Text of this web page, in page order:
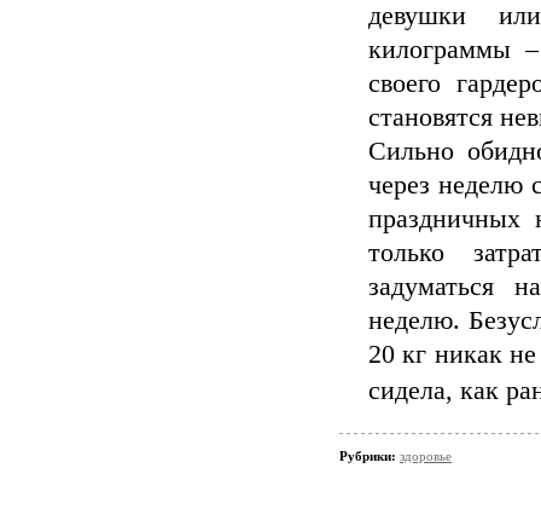
девушки
килограммы –
своего
становятся
Сильно
через неделю
праздничных
только
задуматься
неделю.
20 кг никак
сидела, как
Рубрики: здоровье